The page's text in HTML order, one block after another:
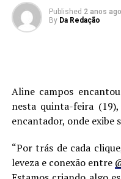
Published 2 anos ago
By Da Redação
Aline campos
nesta quinta-feira
encantador, onde exibe
“Por trás de cada
leveza e conexão entre